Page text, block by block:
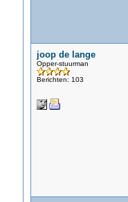
joop de lange
Opper-stuurman
Berichten: 103